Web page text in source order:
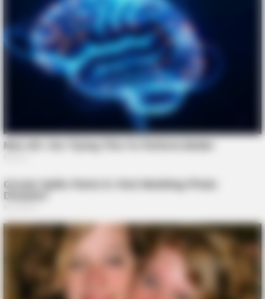
BRAINBERRIES
Unveiling Hypocrisy: 15 Taboos The Bible Condemns!
Gina Carano Finally Admits What Some Suspected All Along